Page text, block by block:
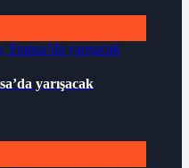
yarışacak